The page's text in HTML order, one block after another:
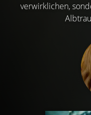
verwirklichen,